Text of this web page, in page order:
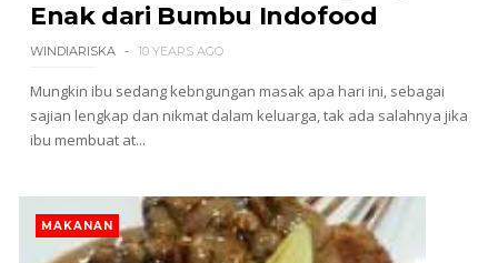
Enak dari Bumbu Indofood
WINDIARISKA 10 YEARS AGO
Mungkin ibu sedang kebngungan masak apa hari ini, sebagai
sajian lengkap dan nikmat dalam keluarga, tak ada salahnya jika
ibu membuat at...
MAKANAN